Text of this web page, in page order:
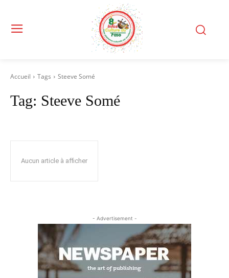
Accueil Tags Steeve Somé
Tag: Steeve Somé
Aucun article à afficher
- Advertisement -